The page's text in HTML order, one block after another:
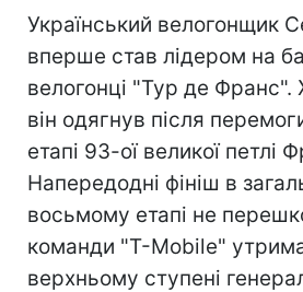
Український велогонщик
вперше став лідером на
велогонці "Тур де
він одягнув після
етапі 93-ої великої петлі
Напередодні фініш в
восьмому етапі не
команди "T-Mobile"
верхньому ступені